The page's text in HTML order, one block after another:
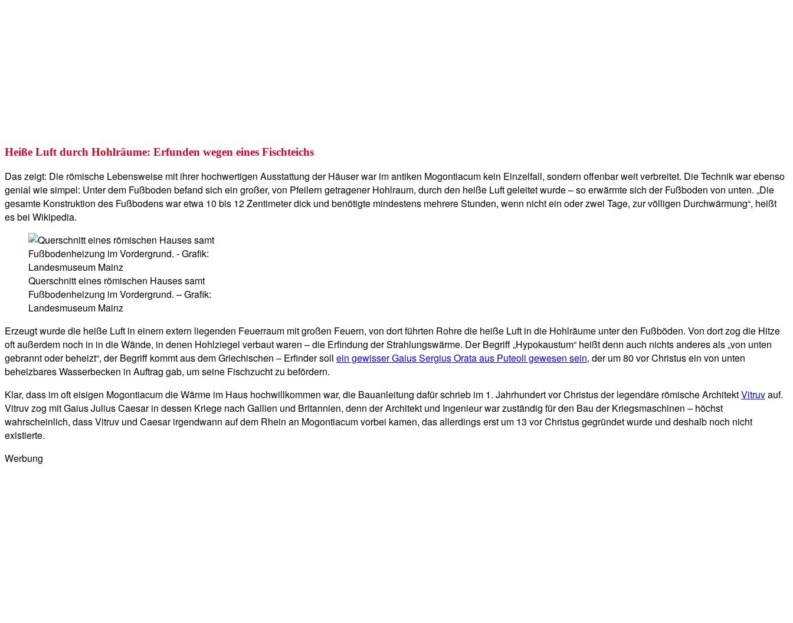
Heiße Luft durch Hohlräume: Erfunden wegen eines Fischteichs
Das zeigt: Die römische Lebensweise mit ihrer hochwertigen Ausstattung der Häuser war im antiken Mogontiacum kein Einzelfall, sondern offenbar weit verbreitet. Die Technik war ebenso
genial wie simpel: Unter dem Fußboden befand sich ein großer, von Pfeilern getragener Hohlraum, durch den heiße Luft geleitet wurde – so erwärmte sich der Fußboden von unten. „Die
gesamte Konstruktion des Fußbodens war etwa 10 bis 12 Zentimeter dick und benötigte mindestens mehrere Stunden, wenn nicht ein oder zwei Tage, zur völligen Durchwärmung“, heißt
es bei Wikipedia.
Querschnitt eines römischen Hauses samt
Fußbodenheizung im Vordergrund. – Grafik:
Landesmuseum Mainz
Erzeugt wurde die heiße Luft in einem extern liegenden Feuerraum mit großen Feuern, von dort führten Rohre die heiße Luft in die Hohlräume unter den Fußböden. Von dort zog die Hitze
oft außerdem noch in in die Wände, in denen Hohlziegel verbaut waren – die Erfindung der Strahlungswärme. Der Begriff „Hypokaustum“ heißt denn auch nichts anderes als „von unten
gebrannt oder beheizt“, der Begriff kommt aus dem Griechischen – Erfinder soll ein gewisser Gaius Sergius Orata aus Puteoli gewesen sein, der um 80 vor Christus ein von unten
beheizbares Wasserbecken in Auftrag gab, um seine Fischzucht zu befördern.
Klar, dass im oft eisigen Mogontiacum die Wärme im Haus hochwillkommen war, die Bauanleitung dafür schrieb im 1. Jahrhundert vor Christus der legendäre römische ArchitektVitruvauf.
Vitruv zog mit Gaius Julius Caesar in dessen Kriege nach Gallien und Britannien, denn der Architekt und Ingenieur war zuständig für den Bau der Kriegsmaschinen – höchst
wahrscheinlich, dass Vitruv und Caesar irgendwann auf dem Rhein an Mogontiacum vorbei kamen, das allerdings erst um 13 vor Christus gegründet wurde und deshalb noch nicht
existierte.
Werbung